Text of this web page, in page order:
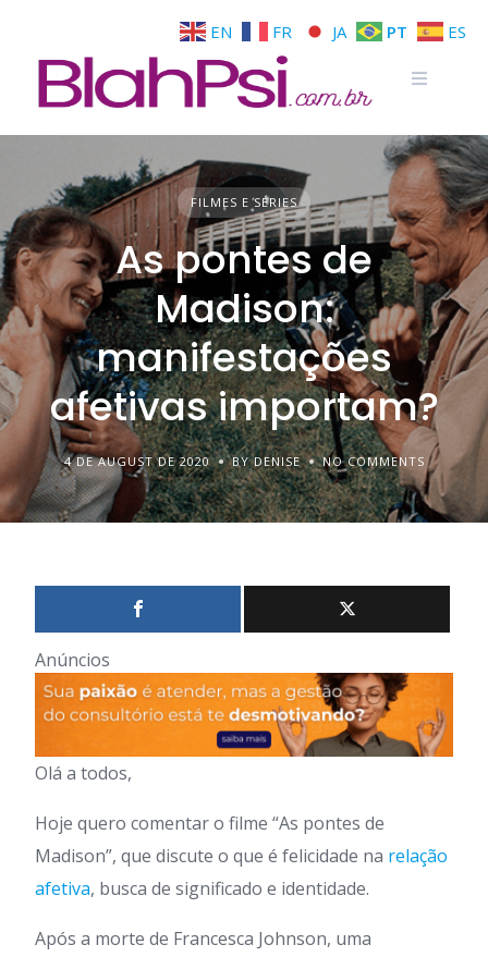
FILMES E SÉRIES
As pontes de
Madison:
manifestações
afetivas importam?
4 DE AUGUST DE 2020 BY DENISE NO COMMENTS
Anúncios
Olá a todos,
Hoje quero comentar o filme “As pontes de
Madison”, que discute o que é felicidade na relação
afetiva, busca de significado e identidade.
Após a morte de Francesca Johnson, uma
EN FR JA PT ES